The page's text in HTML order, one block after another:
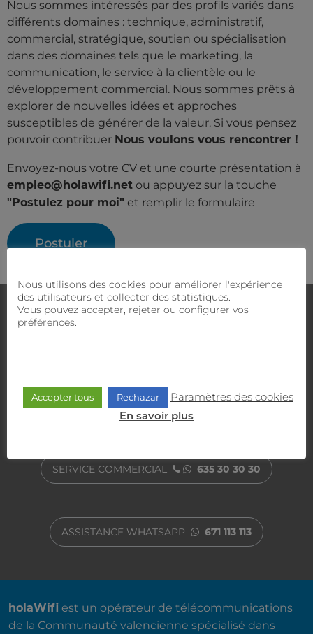
Nous sommes intéressés par des profils variés dans
différents domaines : technique, administratif,
commercial, stratégique, soutien ou spécialisation
dans des domaines tels que le marketing, la
communication, le service à la clientèle ou le
développement commercial. Nous sommes prêts à
explorer de nouvelles idées et approches
susceptibles de générer de la valeur. Si vous pensez
pouvoir contribuer Nous voulons vous rencontrer !
Envoyez-nous votre CV et une courte présentation à
empleo@holawifi.net ou appuyez sur la touche
"Postulez pour moi" et remplir le formulaire
Postuler
Nous contacter
Avez-vous des doutes ?
SERVICE CLIENT 900 470 818
SERVICE COMMERCIAL 635 30 30 30
ASSISTANCE WHATSAPP 671 113 113
holaWifi est un opérateur de télécommunications
de la Communauté valencienne spécialisé dans
Nous utilisons des cookies pour améliorer l'expérience
des utilisateurs et collecter des statistiques.
Vous pouvez accepter, rejeter ou configurer vos
préférences.
Accepter tous Rechazar Paramètres des cookies
En savoir plus